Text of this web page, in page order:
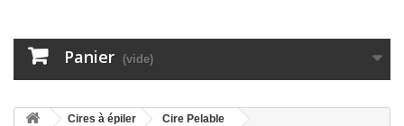
Panier (vide)
Cires à épiler
Cire Pelable